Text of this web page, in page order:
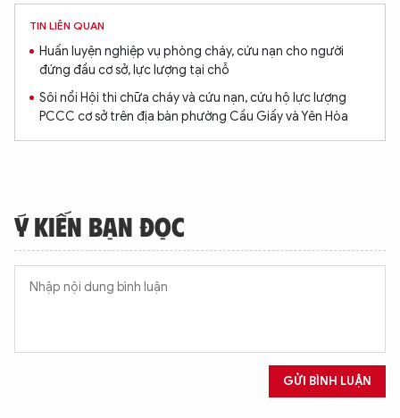
TIN LIÊN QUAN
Huấn luyện nghiệp vụ phòng cháy, cứu nạn cho người
đứng đầu cơ sở, lực lượng tại chỗ
Sôi nổi Hội thi chữa cháy và cứu nạn, cứu hộ lực lượng
PCCC cơ sở trên địa bàn phường Cầu Giấy và Yên Hòa
Ý KIẾN BẠN ĐỌC
GỬI BÌNH LUẬN